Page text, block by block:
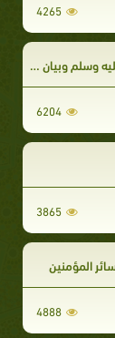
4265
حكمه إن تاب
6204
3865
المؤمنين
4888